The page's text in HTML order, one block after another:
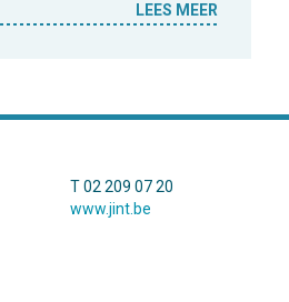
LEES MEER
T 02 209 07 20
www.jint.be